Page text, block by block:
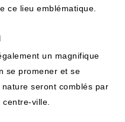
ce lieu emblématique.
un magnifique
se promener et se
seront comblés par
ville.